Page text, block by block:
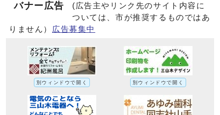
バナー広告
(広告主やリンク先のサイト内容に
ついては、市が推奨するものではあ
りません）
広告募集中
別ウィンドウで開く 別ウィンドウで開く